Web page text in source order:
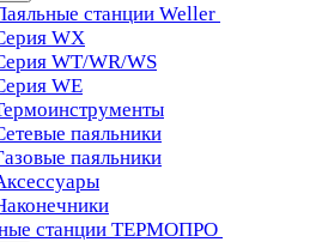
станции Weller
WX
WT/WR/WS
WE
паяльники
паяльники
станции ТЕРМОПРО